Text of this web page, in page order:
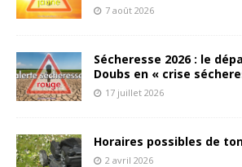
7 août 2026
Sécheresse 2026 : le
Doubs en « crise
17 juillet 2026
Horaires possibles de
2 avril 2026